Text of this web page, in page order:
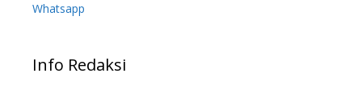
Whatsapp
Info Redaksi